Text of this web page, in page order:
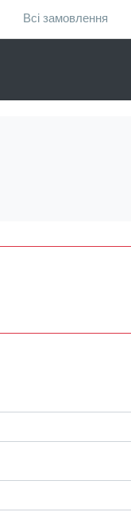
Всі замовлення